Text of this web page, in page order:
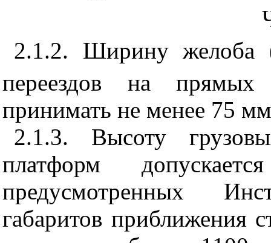
2.1.2. Ширину желоба
переездов на прямых
принимать не менее 75
2.1.3. Высоту
платформ
предусмотренных
габаритов приближения